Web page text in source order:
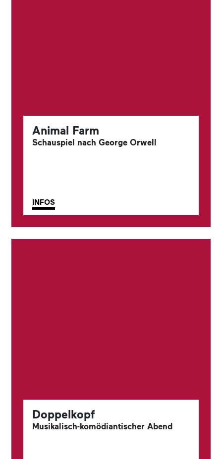
Animal Farm
Schauspiel nach George Orwell
INFOS
Doppelkopf
Musikalisch-komödiantischer Abend